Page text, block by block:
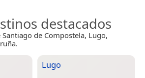
destacados
Santiago de Compostela, Lugo,
Lugo